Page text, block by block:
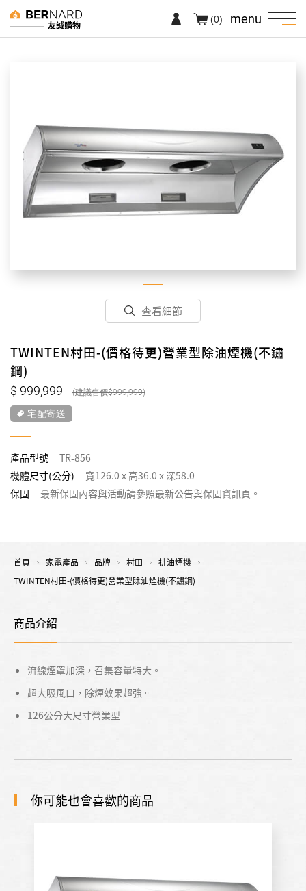
友誠購物 menu
(0)
查看細節
TWINTEN村田-(價格待更)營業型除油煙機(不鏽
鋼)
999,999 999,999
宅配寄送
產品型號
TR-856
機體尺寸(公分)
寬126.0 x 高36.0 x 深58.0
保固
最新保固內容與活動請參照最新公告與保固資訊頁。
首頁 家電產品 品牌 村田
排油煙機
TWINTEN村田-(價格待更)營業型除油煙機(不鏽鋼)
商品介紹
流線煙罩加深，召集容量特大。
超大吸風口，除煙效果超強。
126公分大尺寸營業型
你可能也會喜歡的商品